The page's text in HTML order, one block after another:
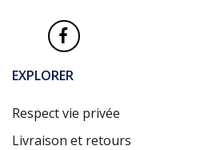
EXPLORER
Respect vie privée
Livraison et retours